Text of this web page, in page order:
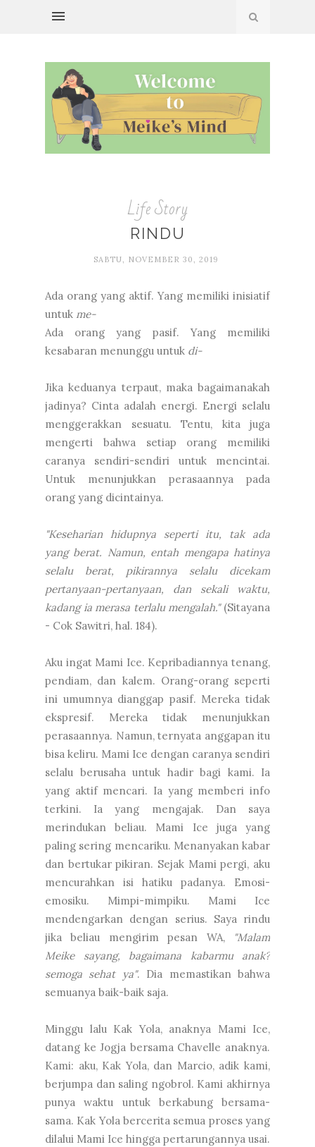
Life Story
RINDU
SABTU, NOVEMBER 30, 2019
Ada orang yang aktif. Yang memiliki inisiatif
untuk me-
Ada orang yang pasif. Yang memiliki
kesabaran menunggu untuk di-
Jika keduanya terpaut, maka bagaimanakah
jadinya? Cinta adalah energi. Energi selalu
menggerakkan sesuatu. Tentu, kita juga
mengerti bahwa setiap orang memiliki
caranya sendiri-sendiri untuk mencintai.
Untuk menunjukkan perasaannya pada
orang yang dicintainya.
"Keseharian hidupnya seperti itu, tak ada
yang berat. Namun, entah mengapa hatinya
selalu berat, pikirannya selalu dicekam
pertanyaan-pertanyaan, dan sekali waktu,
kadang ia merasa terlalu mengalah."(Sitayana
- Cok Sawitri, hal. 184).
Aku ingat Mami Ice. Kepribadiannya tenang,
pendiam, dan kalem. Orang-orang seperti
ini umumnya dianggap pasif. Mereka tidak
ekspresif. Mereka tidak menunjukkan
perasaannya. Namun, ternyata anggapan itu
bisa keliru. Mami Ice dengan caranya sendiri
selalu berusaha untuk hadir bagi kami. Ia
yang aktif mencari. Ia yang memberi info
terkini. Ia yang mengajak. Dan saya
merindukan beliau. Mami Ice juga yang
paling sering mencariku. Menanyakan kabar
dan bertukar pikiran. Sejak Mami pergi, aku
mencurahkan isi hatiku padanya. Emosi-
emosiku. Mimpi-mimpiku. Mami Ice
mendengarkan dengan serius. Saya rindu
jika beliau mengirim pesan WA,
"Malam
Meike sayang, bagaimana kabarmu anak?
semoga sehat ya". Dia memastikan bahwa
semuanya baik-baik saja.
Minggu lalu Kak Yola, anaknya Mami Ice,
datang ke Jogja bersama Chavelle anaknya.
Kami: aku, Kak Yola, dan Marcio, adik kami,
berjumpa dan saling ngobrol. Kami akhirnya
punya waktu untuk berkabung bersama-
sama. Kak Yola bercerita semua proses yang
dilalui Mami Ice hingga pertarungannya usai.